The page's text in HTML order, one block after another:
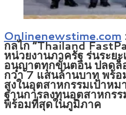
Onlinenewstime.com
กลไก “Thailand
หน่วยงานภาครัฐ ร่นระย
อนุญาตทุกขั้นตอน ปลดล็
กว่า 7 แสนล้านบาท พร้
สูงในอุตสาหกรรมเป้าห
ฐานการลงทุนอุตสาหกร
พร้อมที่สุดในภูมิภาค